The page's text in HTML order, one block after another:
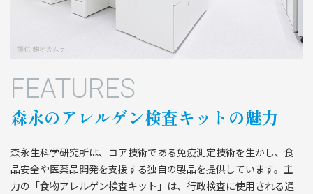
FEATURES
森永のアレルゲン検査キットの魅力
森永生科学研究所は、コア技術である免疫測定技術を生かし、食
品安全や医薬品開発を支援する独自の製品を提供しています。主
力の「食物アレルゲン検査キット」は、行政検査に使用される通